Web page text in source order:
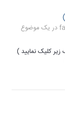
farsiwebhost.com پاسخی برای farsiwebhost.com در یک موضوع
لینک زیر کلیک نمایید )